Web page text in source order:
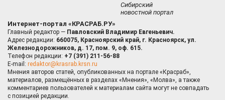
Сибирский
новостной портал
Интернет-портал «КРАСРАБ.РУ»
Главный редактор — Павловский Владимир Евгеньевич.
Адрес редакции: 660075, Красноярский край, г. Красноярск, ул.
Железнодорожников, д. 17, пом. 9, оф. 615.
Телефон редакции: +7 (391) 211-56-88
E-mail: redaktor@krasrab.krsn.ru
Мнения авторов статей, опубликованных на портале «Красраб»,
материалов, размещённых в разделах «Мнения», «Молва», а также
комментариев пользователей к материалам сайта могут не совпадать
с позицией редакции.